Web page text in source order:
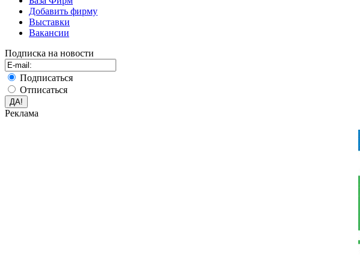
Добавить фирму
Выставки
Вакансии
Подписка на новости
Подписаться
Отписаться
Реклама